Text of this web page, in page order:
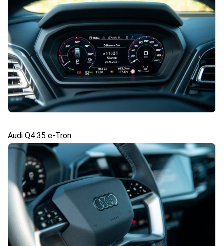
Audi Q4 35 e-Tron